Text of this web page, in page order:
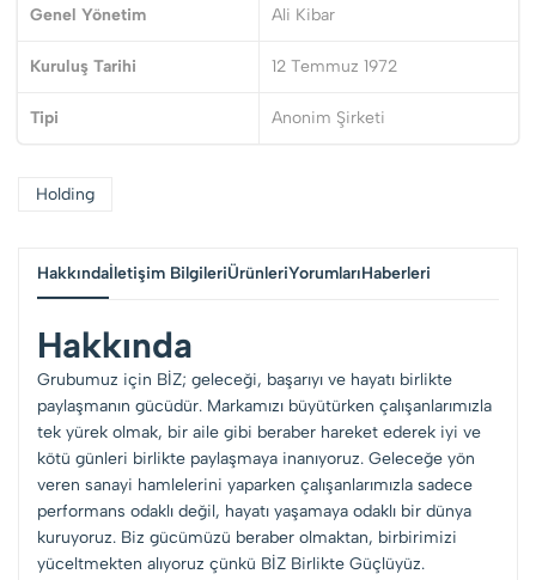
Genel Yönetim Ali Kibar
Kuruluş Tarihi 12 Temmuz 1972
Tipi Anonim Şirketi
Holding
Hakkındaİletişim BilgileriÜrünleriYorumlarıHaberleri
Hakkında
Grubumuz için BİZ; geleceği, başarıyı ve hayatı birlikte
paylaşmanın gücüdür. Markamızı büyütürken çalışanlarımızla
tek yürek olmak, bir aile gibi beraber hareket ederek iyi ve
kötü günleri birlikte paylaşmaya inanıyoruz. Geleceğe yön
veren sanayi hamlelerini yaparken çalışanlarımızla sadece
performans odaklı değil, hayatı yaşamaya odaklı bir dünya
kuruyoruz. Biz gücümüzü beraber olmaktan, birbirimizi
yüceltmekten alıyoruz çünkü BİZ Birlikte Güçlüyüz.